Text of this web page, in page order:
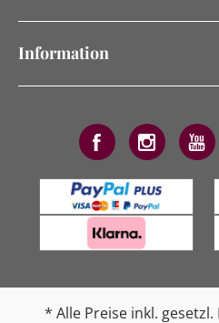
Information
* Alle Preise inkl.